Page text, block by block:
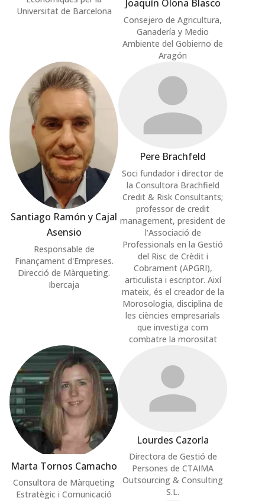
Universitat de Barcelona
Joaquín Olona Blasco
Consejero de Agricultura,
Ganadería y Medio
Ambiente del Gobierno de
Aragón
Santiago Ramón y Cajal
Asensio
Responsable de
Finançament d'Empreses.
Direcció de Màrqueting.
Ibercaja
Pere Brachfeld
Soci fundador i director de
la Consultora Brachfield
Credit & Risk Consultants;
professor de credit
management, president de
l'Associació de
Professionals en la Gestió
del Risc de Crèdit i
Cobrament (APGRI),
articulista i escriptor. Així
mateix, és el creador de la
Morosologia, disciplina de
les ciències empresarials
que investiga com
combatre la morositat
Marta Tornos Camacho
Consultora de Màrqueting
Estratègic i Comunicació
Lourdes Cazorla
Directora de Gestió de
Persones de CTAIMA
Outsourcing & Consulting
S.L.